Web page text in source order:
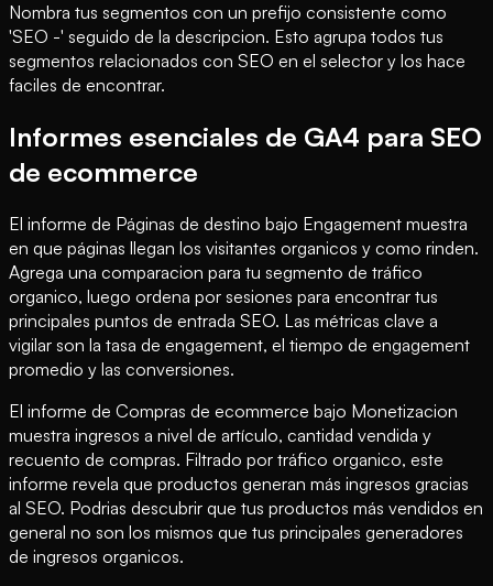
Nombra tus segmentos con un prefijo consistente como
'SEO -' seguido de la descripcion. Esto agrupa todos tus
segmentos relacionados con SEO en el selector y los hace
faciles de encontrar.
Informes esenciales de GA4 para SEO
de ecommerce
El informe de Páginas de destino bajo Engagement muestra
en que páginas llegan los visitantes organicos y como rinden.
Agrega una comparacion para tu segmento de tráfico
organico, luego ordena por sesiones para encontrar tus
principales puntos de entrada SEO. Las métricas clave a
vigilar son la tasa de engagement, el tiempo de engagement
promedio y las conversiones.
El informe de Compras de ecommerce bajo Monetizacion
muestra ingresos a nivel de artículo, cantidad vendida y
recuento de compras. Filtrado por tráfico organico, este
informe revela que productos generan más ingresos gracias
al SEO. Podrias descubrir que tus productos más vendidos en
general no son los mismos que tus principales generadores
de ingresos organicos.